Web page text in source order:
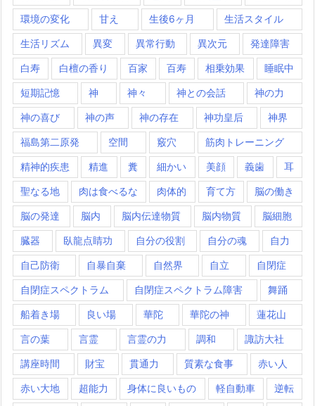
環境の変化 甘え 生後6ヶ月 生活スタイル
生活リズム 異変 異常行動 異次元 発達障害
白寿 白檀の香り 百家 百寿 相乗効果 睡眠中
短期記憶 神 神々 神との会話 神の力
神の喜び 神の声 神の存在 神功皇后 神界
福島第二原発 空間 竅穴 筋肉トレーニング
精神的疾患 精進 糞 細かい 美顔 義歯 耳
聖なる地 肉は食べるな 肉体的 育て方 脳の働き
脳の発達 脳内 脳内伝達物質 脳内物質 脳細胞
臓器 臥龍点睛功 自分の役割 自分の魂 自力
自己防衛 自暴自棄 自然界 自立 自閉症
自閉症スペクトラム 自閉症スペクトラム障害 舞踊
船着き場 良い場 華陀 華陀の神 蓮花山
言の葉 言霊 言霊の力 調和 諏訪大社
講座時間 財宝 貫通力 質素な食事 赤い人
赤い大地 超能力 身体に良いもの 軽自動車 逆転